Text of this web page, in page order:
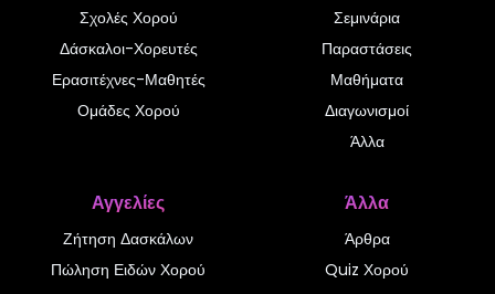
Σχολές Χορού
Δάσκαλοι-Χορευτές
Ερασιτέχνες-Μαθητές
Ομάδες Χορού
Σεμινάρια
Παραστάσεις
Μαθήματα
Διαγωνισμοί
Άλλα
Αγγελίες
Ζήτηση Δασκάλων
Πώληση Ειδών Χορού
Άλλα
Άρθρα
Quiz Χορού